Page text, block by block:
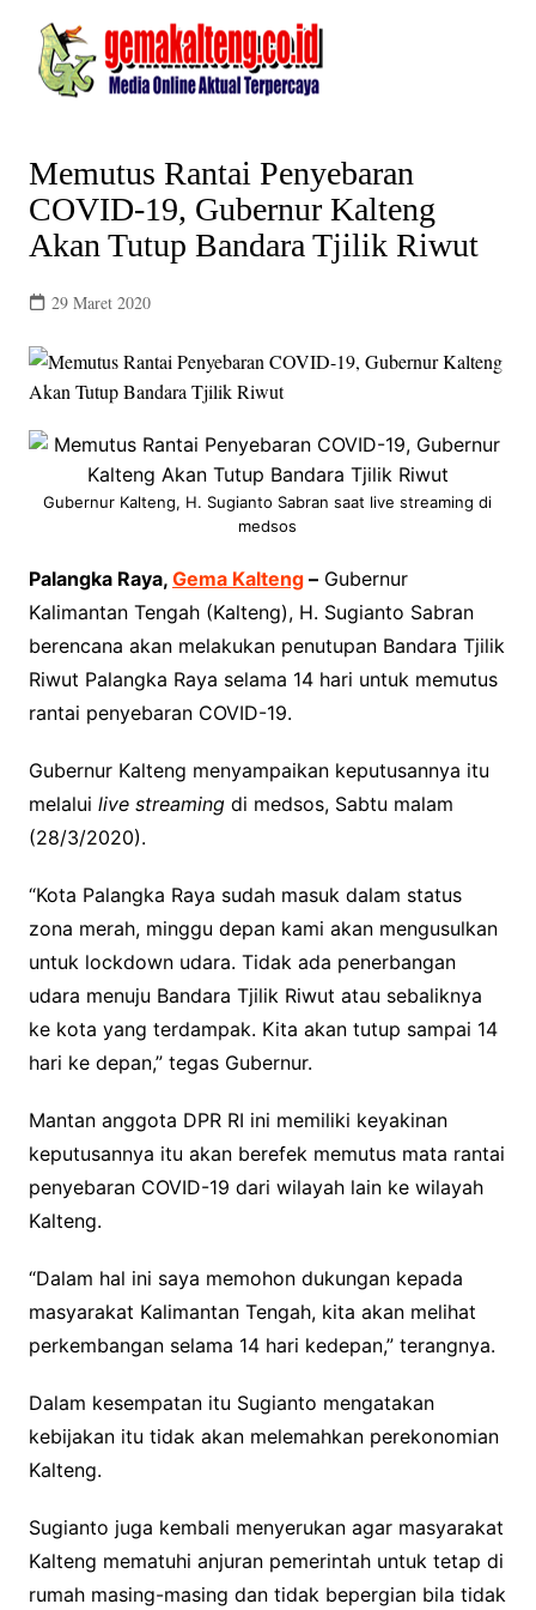
content
Memutus Rantai Penyebaran
COVID-19, Gubernur Kalteng
Akan Tutup Bandara Tjilik Riwut
29 Maret 2020
Gubernur Kalteng, H. Sugianto Sabran saat live streaming di
medsos
Palangka Raya, Gema Kalteng–Gubernur
Kalimantan Tengah (Kalteng), H. Sugianto Sabran
berencana akan melakukan penutupan Bandara Tjilik
Riwut Palangka Raya selama 14 hari untuk memutus
rantai penyebaran COVID-19.
Gubernur Kalteng menyampaikan keputusannya itu
melalui live streamingdi medsos, Sabtu malam
(28/3/2020).
“Kota Palangka Raya sudah masuk dalam status
zona merah, minggu depan kami akan mengusulkan
untuk lockdown udara. Tidak ada penerbangan
udara menuju Bandara Tjilik Riwut atau sebaliknya
ke kota yang terdampak. Kita akan tutup sampai 14
hari ke depan,” tegas Gubernur.
Mantan anggota DPR RI ini memiliki keyakinan
keputusannya itu akan berefek memutus mata rantai
penyebaran COVID-19 dari wilayah lain ke wilayah
Kalteng.
“Dalam hal ini saya memohon dukungan kepada
masyarakat Kalimantan Tengah, kita akan melihat
perkembangan selama 14 hari kedepan,” terangnya.
Dalam kesempatan itu Sugianto mengatakan
kebijakan itu tidak akan melemahkan perekonomian
Kalteng.
Sugianto juga kembali menyerukan agar masyarakat
Kalteng mematuhi anjuran pemerintah untuk tetap di
rumah masing-masing dan tidak bepergian bila tidak